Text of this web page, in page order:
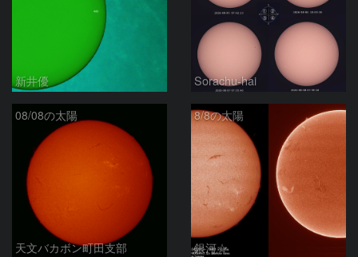
新井優 Sorachu-hai
08/08の太陽
天文バカボン町田支部
8/8の太陽
銀河☆